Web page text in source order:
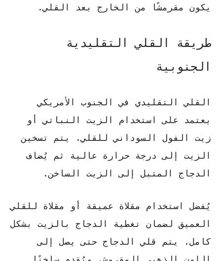
يكون مقرمشًا من الخارج بعد القلي.
طريقة القلي التقليدية
الجنوبية
القلي التقليدي في الجنوب الأمريكي
يعتمد على استخدام
الزيت النباتيأو
زيت الفول السودانيللقلي. يتم تسخين
الزيت إلى درجة حرارة عالية ثم يُضاف
الدجاج المتبل إلى الزيت الساخن.
يُفضل استخدام مقلاة عميقة أو مقلاة للقلي
العميق لضمان تغطية الدجاج بالزيت بشكل
كامل. يتم قلي الدجاج حتى يصل إلى